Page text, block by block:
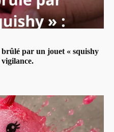
par un jouet « squishy